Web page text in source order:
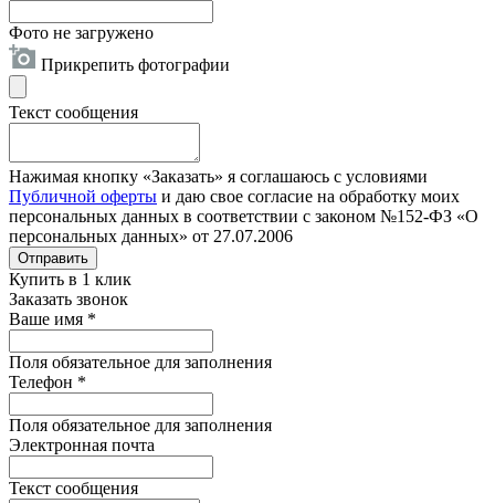
Фото не загружено
Прикрепить фотографии
Текст сообщения
Нажимая кнопку «Заказать» я соглашаюсь с условиями
Публичной оферты и даю свое согласие на обработку моих
персональных данных в соответствии с законом №152-ФЗ «О
персональных данных» от 27.07.2006
Отправить
Купить в 1 клик
Заказать звонок
Ваше имя *
Поля обязательное для заполнения
Телефон *
Поля обязательное для заполнения
Электронная почта
Текст сообщения